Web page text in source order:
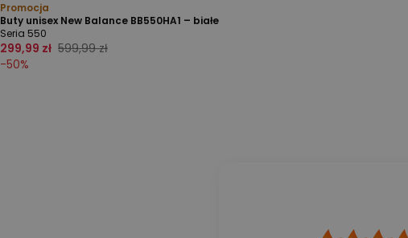
Promocja
Buty unisex New Balance BB550HA1 – białe
Seria 550
299,99 zł 599,99 zł
-50%